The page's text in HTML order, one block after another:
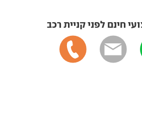
חינם לפני קניית רכב